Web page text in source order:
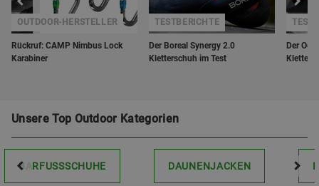
Rückruf: CAMP Nimbus Lock
Karabiner
OUTDOOR-HERSTELLER
Der Boreal Synergy 2.0
Kletterschuh im Test
TESTBERICHTE
Der
Unsere Top Outdoor Kategorien
BARFUSSSCHUHE DAUNENJACKEN